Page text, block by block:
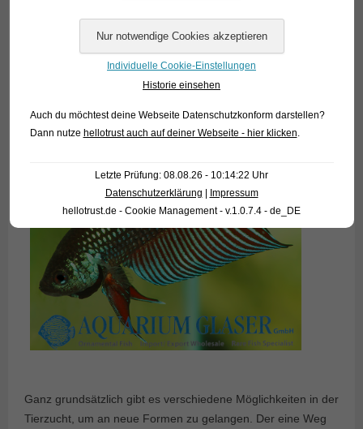
Ganz grundsätzlich gibt es verschiedene Möglichkeiten in der
Tierzucht, um an neue Formen zu gelangen. Der eine Weg
Individuelle Cookie-Einstellungen
Historie einsehen
Auch du möchtest deine Webseite Datenschutzkonform darstellen?
Dann nutze hellotrust auch auf deiner Webseite - hier klicken
Letzte Prüfung: 08.08.26 - 10:14:22 Uhr
Datenschutzerklärung | Impressum
hellotrust.de - Cookie Management - v.1.0.7.4 - de_DE